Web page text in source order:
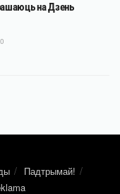
на Дзень
Падтрымай!